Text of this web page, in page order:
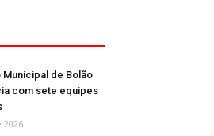
Municipal de Bolão
com sete equipes
2026